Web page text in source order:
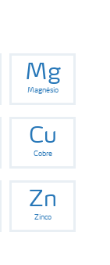
Mg
Magnésio
Cu
Cobre
Zn
Zinco